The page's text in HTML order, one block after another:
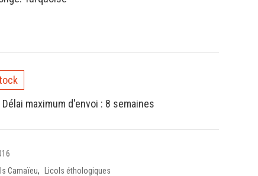
Délai maximum d'envoi : 8 semaines
Camaïeu, Licols éthologiques